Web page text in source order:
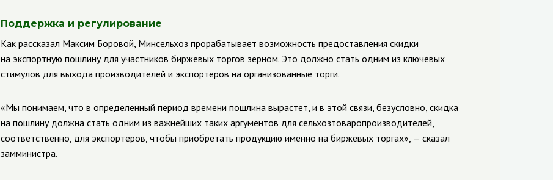
Поддержка и регулирование
Как рассказал Максим Боровой, Минсельхоз прорабатывает возможность предоставления скидки
на экспортную пошлину для участников биржевых торгов зерном. Это должно стать одним из ключевых
стимулов для выхода производителей и экспортеров на организованные торги.
«Мы понимаем, что в определенный период времени пошлина вырастет, и в этой связи, безусловно, скидка
на пошлину должна стать одним из важнейших таких аргументов для сельхозтоваропроизводителей,
соответственно, для экспортеров, чтобы приобретать продукцию именно на биржевых торгах», — сказал
замминистра.